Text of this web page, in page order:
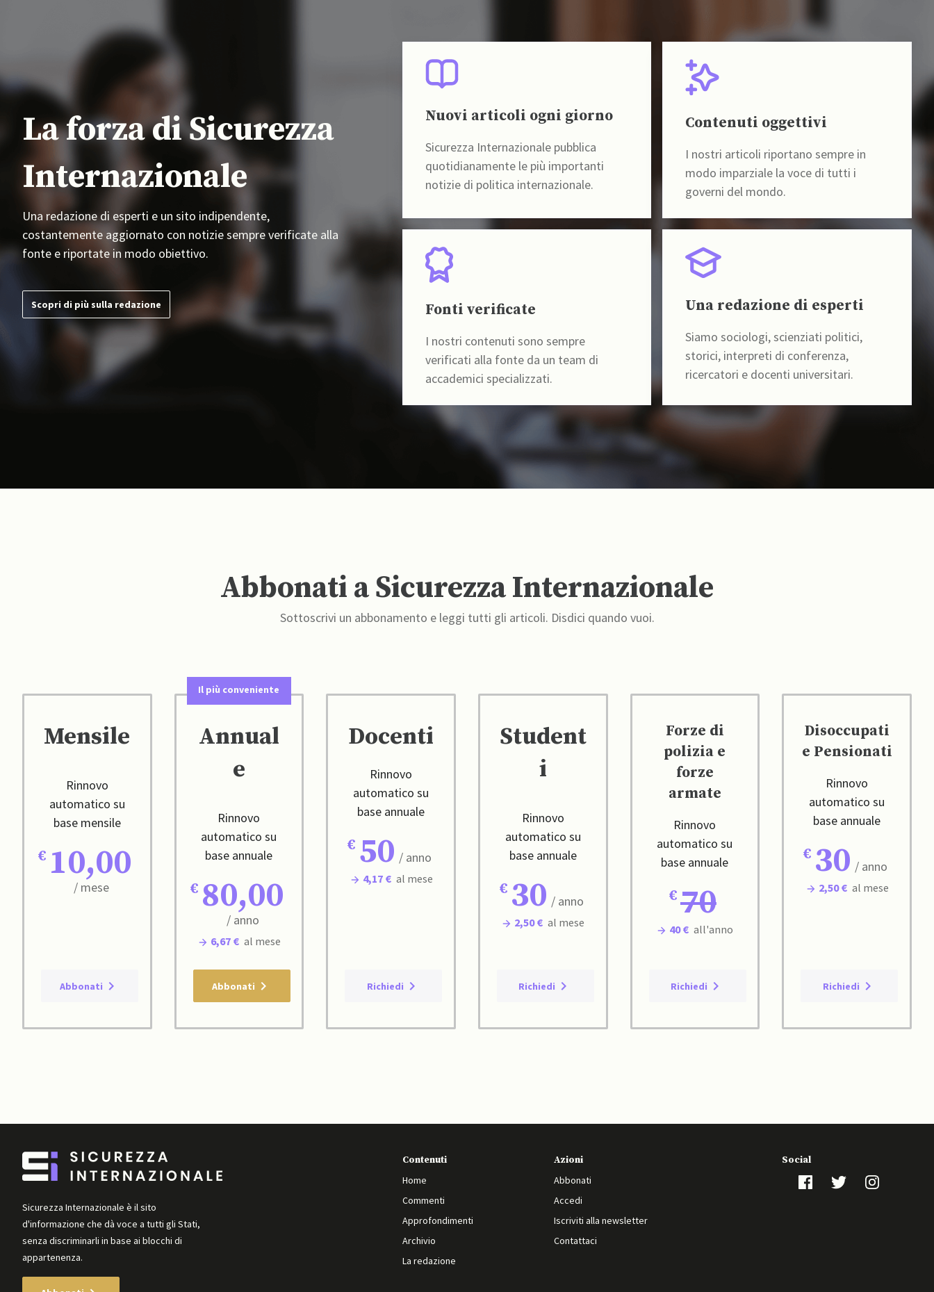
La forza di Sicurezza
Internazionale
Una redazione di esperti e un sito indipendente,
costantemente aggiornato con notizie sempre verificate alla
fonte e riportate in modo obiettivo.
Scopri di più sulla redazione
Nuovi articoli ogni giorno
Sicurezza Internazionale pubblica
quotidianamente le più importanti
notizie di politica internazionale.
Contenuti oggettivi
I nostri articoli riportano sempre in
modo imparziale la voce di tutti i
governi del mondo.
Fonti verificate
I nostri contenuti sono sempre
verificati alla fonte da un team di
accademici specializzati.
Una redazione di esperti
Siamo sociologi, scienziati politici,
storici, interpreti di conferenza,
ricercatori e docenti universitari.
Abbonati a Sicurezza Internazionale
Sottoscrivi un abbonamento e leggi tutti gli articoli. Disdici quando vuoi.
Mensile
Rinnovo
automatico su
base mensile
10,00
/ mese
Abbonati
Il più conveniente
Annual
e
Rinnovo
automatico su
base annuale
80,00
/ anno
6,67 € al mese
Abbonati
Docenti
Rinnovo
automatico su
base annuale
50 / anno
4,17 € al mese
Richiedi
Student
i
Rinnovo
automatico su
base annuale
30 / anno
2,50 € al mese
Richiedi
Forze di
polizia e
forze
armate
Rinnovo
automatico su
base annuale
70
40 € all'anno
Richiedi
Disoccupati
e Pensionati
Rinnovo
automatico su
base annuale
30 / anno
2,50 € al mese
Richiedi
Sicurezza Internazionale è il sito
d'informazione che dà voce a tutti gli Stati,
senza discriminarli in base ai blocchi di
appartenenza.
Contenuti
Home
Commenti
Approfondimenti
Archivio
La redazione
Azioni
Abbonati
Accedi
Iscriviti alla newsletter
Contattaci
Social